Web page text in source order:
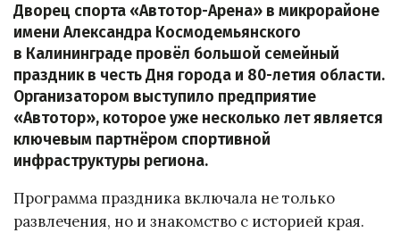
Дворец спорта «Автотор-Арена» в микрорайоне
имени Александра Космодемьянского
в Калининграде провёл большой семейный
праздник в честь Дня города и 80-летия области.
Организатором выступило предприятие
«Автотор», которое уже несколько лет является
ключевым партнёром спортивной
инфраструктуры региона.
Программа праздника включала не только
развлечения, но и знакомство с историей края.